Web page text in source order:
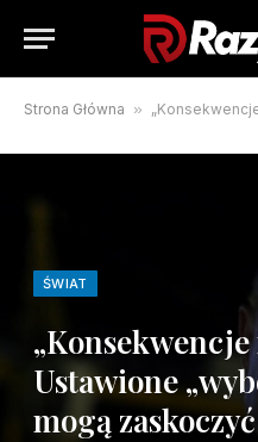
Strona Główna » „Konsekwencje nie są
ŚWIAT
„Konsekwencje
Ustawione
mogą zaskoczyć